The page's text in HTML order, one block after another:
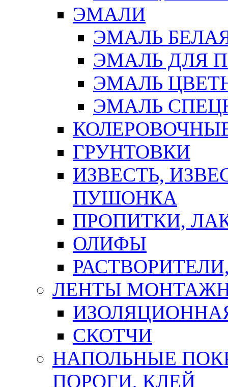
ЭМАЛИ
ЭМАЛЬ
ЭМАЛЬ ДЛЯ
ЭМАЛЬ
ЭМАЛЬ
ГРУНТОВКИ
ИЗВЕСТЬ,
ПУШОНКА
ПРОПИТКИ,
ОЛИФЫ
ЛЕНТЫ
СКОТЧИ
НАПОЛЬНЫЕ
ПОРОГИ, КЛЕЙ